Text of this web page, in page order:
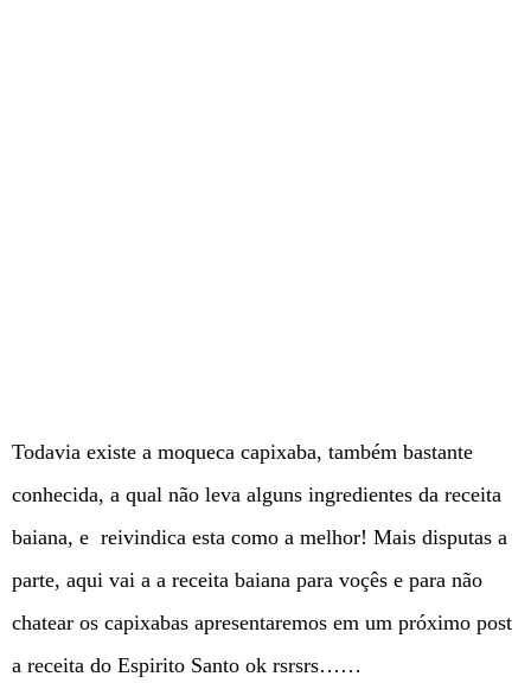
Todavia existe a moqueca capixaba, também bastante
conhecida, a qual não leva alguns ingredientes da receita
baiana, e reivindica esta como a melhor! Mais disputas a
parte, aqui vai a a receita baiana para voçês e para não
chatear os capixabas apresentaremos em um próximo post
a receita do Espirito Santo ok rsrsrs……